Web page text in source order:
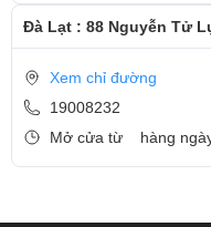
Đà Lạt : 88 Nguyễn Tử
Xem chỉ đường
19008232
Mở cửa từ
hàng